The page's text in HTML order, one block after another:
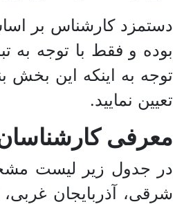
دستمزد کارشناس بر
توجه به اینکه این بخش
تعیین نمایید.
معرفی
در جدول زیر لیست
شرقی، آذربایجان